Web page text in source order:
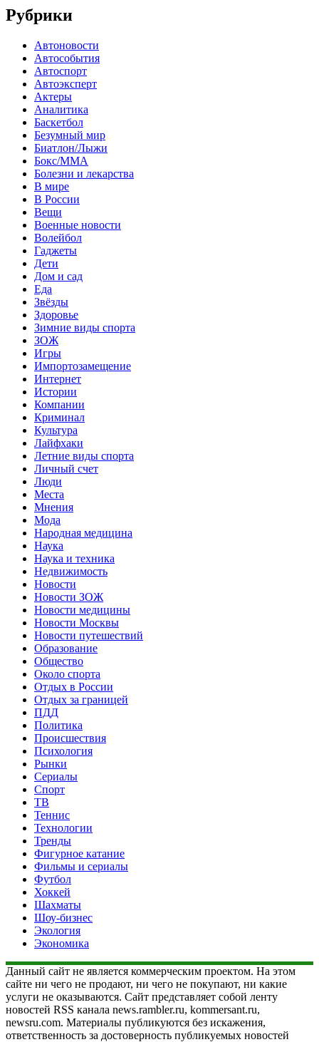
Рубрики
Автоновости
Автособытия
Автоспорт
Автоэксперт
Актеры
Аналитика
Баскетбол
Безумный мир
Биатлон/Лыжи
Бокс/MMA
Болезни и лекарства
В мире
В России
Вещи
Военные новости
Волейбол
Гаджеты
Дети
Дом и сад
Еда
Звёзды
Здоровье
Зимние виды спорта
ЗОЖ
Игры
Импортозамещение
Интернет
Истории
Компании
Криминал
Культура
Лайфхаки
Летние виды спорта
Личный счет
Люди
Места
Мнения
Мода
Народная медицина
Наука
Наука и техника
Недвижимость
Новости
Новости ЗОЖ
Новости медицины
Новости Москвы
Новости путешествий
Образование
Общество
Около спорта
Отдых в России
Отдых за границей
ПДД
Политика
Происшествия
Психология
Рынки
Сериалы
Спорт
ТВ
Теннис
Технологии
Тренды
Фигурное катание
Фильмы и сериалы
Футбол
Хоккей
Шахматы
Шоу-бизнес
Экология
Экономика
Данный сайт не является коммерческим проектом. На этом
сайте ни чего не продают, ни чего не покупают, ни какие
услуги не оказываются. Сайт представляет собой ленту
новостей RSS канала news.rambler.ru, kommersant.ru,
newsru.com. Материалы публикуются без искажения,
ответственность за достоверность публикуемых новостей